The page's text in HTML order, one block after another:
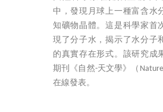
中，發現月球上一種富含水
知礦物晶體。這是科學家首
現了分子水，揭示了水分子
的真實存在形式。該研究成
期刊《自然-天文學》（Nature
在線發表。